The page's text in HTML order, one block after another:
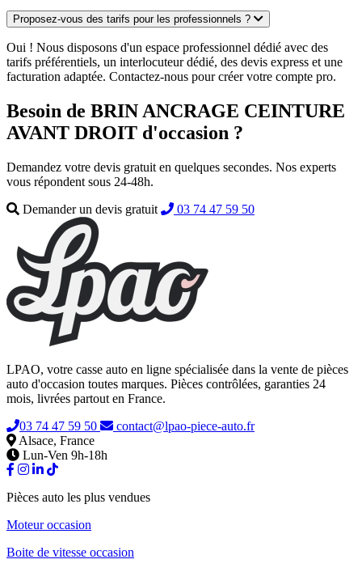
Proposez-vous des tarifs pour les professionnels ?
Oui ! Nous disposons d'un espace professionnel dédié avec des
tarifs préférentiels, un interlocuteur dédié, des devis express et une
facturation adaptée. Contactez-nous pour créer votre compte pro.
Besoin de BRIN ANCRAGE CEINTURE
AVANT DROIT d'occasion ?
Demandez votre devis gratuit en quelques secondes. Nos experts
vous répondent sous 24-48h.
Demander un devis gratuit
03 74 47 59 50
LPAO, votre casse auto en ligne spécialisée dans la vente de pièces
auto d'occasion toutes marques. Pièces contrôlées, garanties 24
mois, livrées partout en France.
03 74 47 59 50
contact@lpao-piece-auto.fr
Alsace, France
Lun-Ven 9h-18h
Pièces auto les plus vendues
Moteur occasion
Boite de vitesse occasion